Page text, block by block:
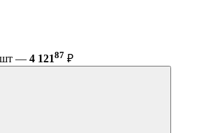
шт — 4 12187 ₽